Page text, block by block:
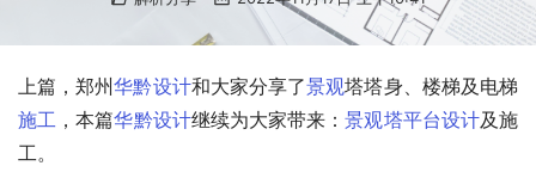
上篇，郑州华黔设计和大家分享了景观塔塔身、楼梯及电梯
施工 ，本篇华黔设计继续为大家带来：景观塔平台设计及施
工。